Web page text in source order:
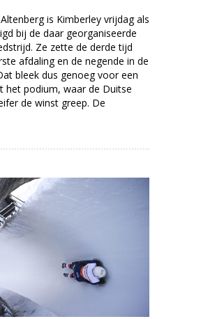
is Kimberley vrijdag als
bij de daar georganiseerde
Ze zette de derde tijd
afdaling en de negende in de
bleek dus genoeg voor een
het podium, waar de Duitse
de winst greep. De
Net naast het podium in Altenberg